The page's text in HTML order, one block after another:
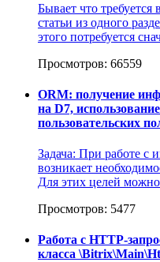
Бывает что
статьи из одного
этого потребуется
Просмотров: 66559
ORM: получение
на D7,
пользовательских
Задача: При работе с
возникает
Для этих целей
Просмотров: 5477
Работа с HTTP-
класса